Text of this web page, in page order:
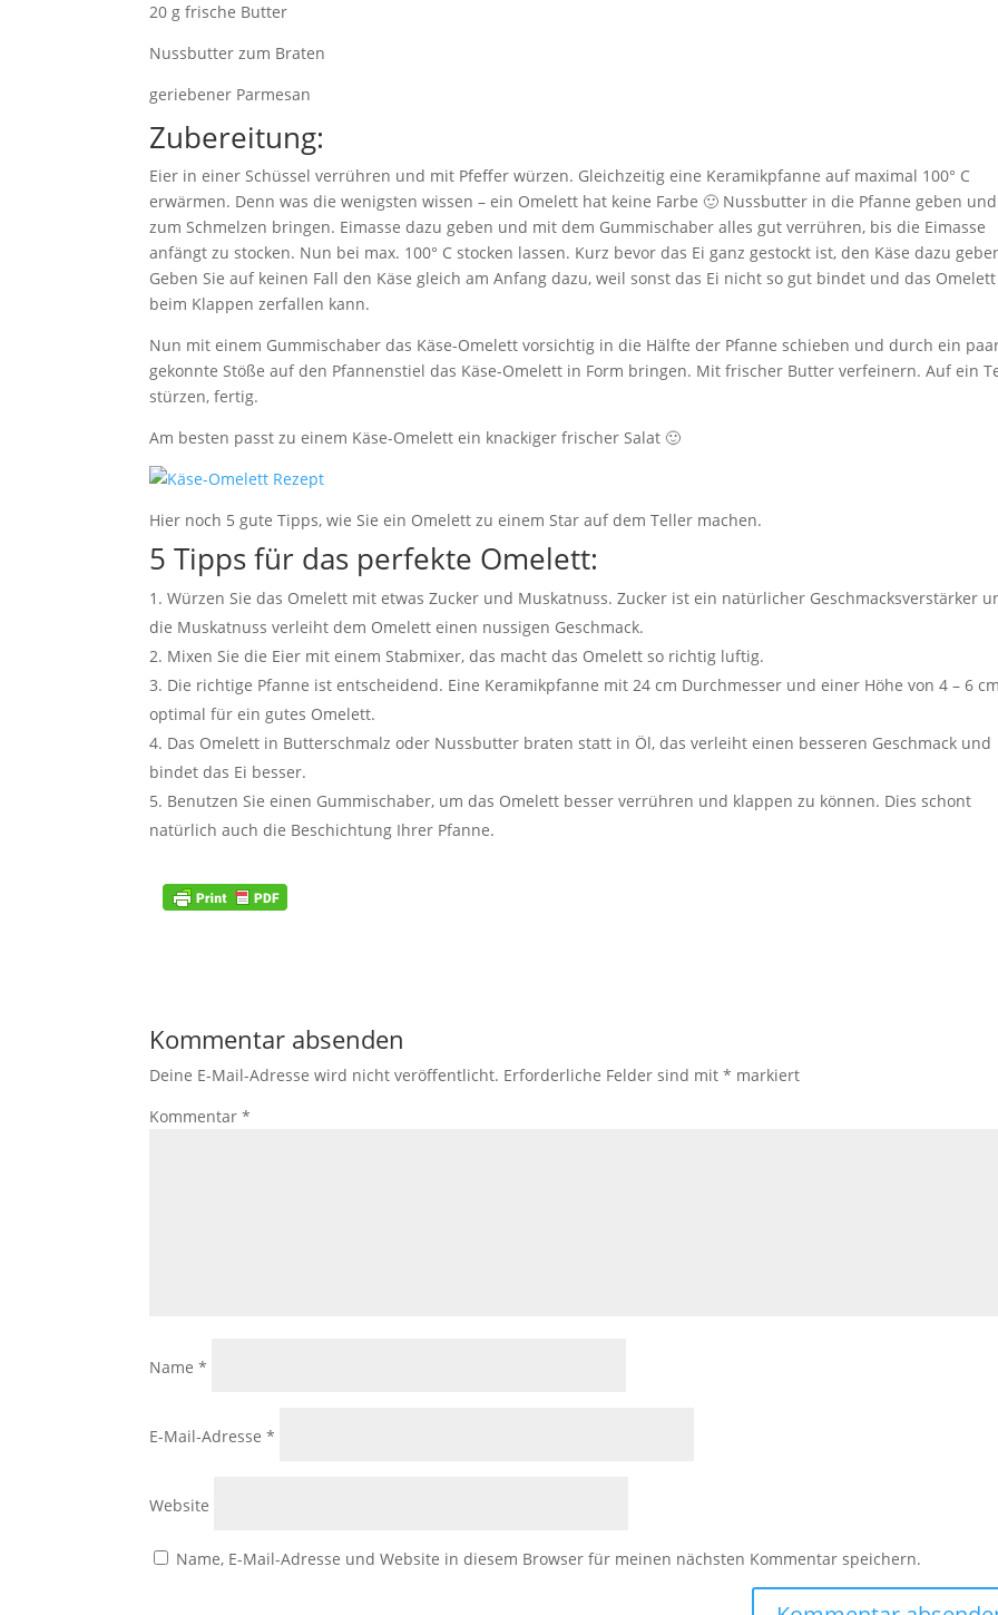
20 g frische Butter
Nussbutter zum Braten
geriebener Parmesan
Zubereitung:
Eier in einer Schüssel verrühren und mit Pfeffer würzen. Gleichzeitig eine Keramikpfanne auf maximal 100° C
erwärmen. Denn was die wenigsten wissen – ein Omelett hat keine Farbe 🙂 Nussbutter in die Pfanne geben und
zum Schmelzen bringen. Eimasse dazu geben und mit dem Gummischaber alles gut verrühren, bis die Eimasse
anfängt zu stocken. Nun bei max. 100° C stocken lassen. Kurz bevor das Ei ganz gestockt ist, den Käse dazu
Geben Sie auf keinen Fall den Käse gleich am Anfang dazu, weil sonst das Ei nicht so gut bindet und das Omelett
beim Klappen zerfallen kann.
Nun mit einem Gummischaber das Käse-Omelett vorsichtig in die Hälfte der Pfanne schieben und durch ein
gekonnte Stöße auf den Pfannenstiel das Käse-Omelett in Form bringen. Mit frischer Butter verfeinern. Auf ein
stürzen, fertig.
Am besten passt zu einem Käse-Omelett ein knackiger frischer Salat 🙂
Hier noch 5 gute Tipps, wie Sie ein Omelett zu einem Star auf dem Teller machen.
5 Tipps für das perfekte Omelett:
Würzen Sie das Omelett mit etwas Zucker und Muskatnuss. Zucker ist ein natürlicher Geschmacksverstärker
die Muskatnuss verleiht dem Omelett einen nussigen Geschmack.
Mixen Sie die Eier mit einem Stabmixer, das macht das Omelett so richtig luftig.
Die richtige Pfanne ist entscheidend. Eine Keramikpfanne mit 24 cm Durchmesser und einer Höhe von 4 – 6
optimal für ein gutes Omelett.
Das Omelett in Butterschmalz oder Nussbutter braten statt in Öl, das verleiht einen besseren Geschmack und
bindet das Ei besser.
Benutzen Sie einen Gummischaber, um das Omelett besser verrühren und klappen zu können. Dies schont
natürlich auch die Beschichtung Ihrer Pfanne.
Kommentar absenden
Deine E-Mail-Adresse wird nicht veröffentlicht. Erforderliche Felder sind mit* markiert
Kommentar*
Name*
E-Mail-Adresse*
Website
Name, E-Mail-Adresse und Website in diesem Browser für meinen nächsten Kommentar speichern.